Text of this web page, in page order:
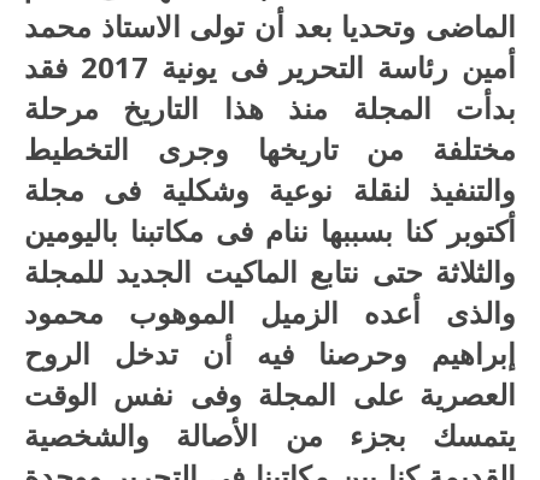
الماضى وتحديا بعد أن تولى الاستاذ محمد
أمين رئاسة التحرير فى يونية 2017 فقد
بدأت المجلة منذ هذا التاريخ مرحلة
مختلفة من تاريخها وجرى التخطيط
والتنفيذ لنقلة نوعية وشكلية فى مجلة
أكتوبر كنا بسببها ننام فى مكاتبنا باليومين
والثلاثة حتى نتابع الماكيت الجديد للمجلة
والذى أعده الزميل الموهوب محمود
إبراهيم وحرصنا فيه أن تدخل الروح
العصرية على المجلة وفى نفس الوقت
يتمسك بجزء من الأصالة والشخصية